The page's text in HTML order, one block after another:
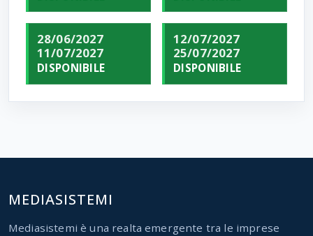
28/06/2027
11/07/2027
DISPONIBILE
12/07/2027
25/07/2027
DISPONIBILE
MEDIASISTEMI
Mediasistemi è una realta emergente tra le imprese